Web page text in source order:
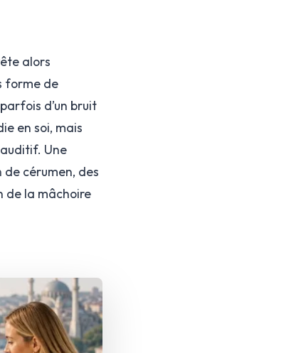
alors
forme de
d’un bruit
en soi, mais
Une
de cérumen, des
de la mâchoire